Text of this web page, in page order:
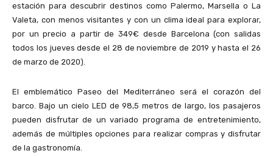
estación para descubrir destinos como ​​Palermo, Marsella o La
Valeta, con menos visitantes y con un clima ideal para explorar,
por un precio a partir de 349€ desde Barcelona (con salidas
todos los jueves desde el 28 de noviembre de 2019 y hasta el 26
de marzo de 2020).
El emblemático Paseo del Mediterráneo será el corazón del
barco. Bajo un cielo LED de 98,5 metros de largo, los pasajeros
pueden disfrutar de un variado programa de entretenimiento,
además de múltiples opciones para realizar compras y disfrutar
de la gastronomía.